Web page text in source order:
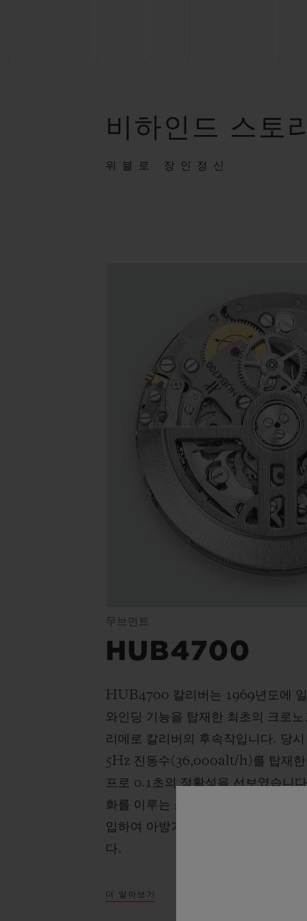
비하인드 스토
위블로 장인정신
무브먼트
HUB4700
HUB4700 칼리버는 1969년도에
와인딩 기능을 탑재한 최초의 크로
리메로 칼리버의 후속작입니다. 당
5Hz 진동수(36,000alt/h)를 탑재한
프로 0.1초의 정확성을 선보였습니
화를 이루는 스켈레톤 무브먼트에
입하여 아방가르드한 성능과 정확
다.
더 알아보기